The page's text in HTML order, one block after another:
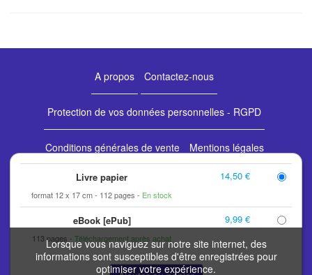
Lorsque vous naviguez sur notre site internet, des
informations sont susceptibles d'être enregistrées pour
optimiser votre expérience.
Livre papier
format 12 x 17 cm 112 pages En stock
14,50 €
eBook [ePub]
113 pages Téléchargement après achat
9,99 €
A propos Contactez-nous
Protection de vos données personnelles - RGPD
Conditions générales de vente Mentions légales
Retours et commandes
Les éditions espaces&signes bénéficient du soutien de la
et du